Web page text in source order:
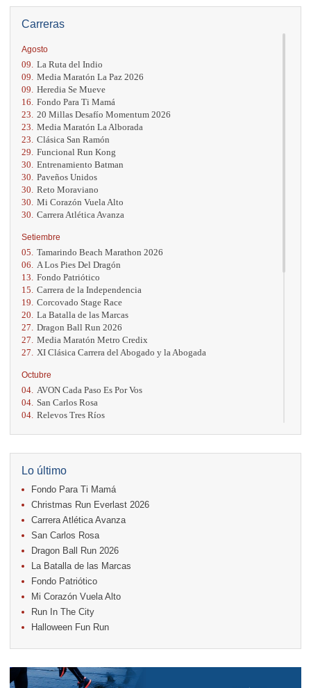
Carreras
Agosto
09. La Ruta del Indio
09. Media Maratón La Paz 2026
09. Heredia Se Mueve
16. Fondo Para Ti Mamá
23. 20 Millas Desafío Momentum 2026
23. Media Maratón La Alborada
23. Clásica San Ramón
29. Funcional Run Kong
30. Entrenamiento Batman
30. Paveños Unidos
30. Reto Moraviano
30. Mi Corazón Vuela Alto
30. Carrera Atlética Avanza
Setiembre
05. Tamarindo Beach Marathon 2026
06.
A Los Pies Del Dragón
13. Fondo Patriótico
15. Carrera de la Independencia
19. Corcovado Stage Race
20. La Batalla de las Marcas
27. Dragon Ball Run 2026
27. Media Maratón Metro Credix
27.
XI Clásica Carrera del Abogado y la Abogada
Octubre
04. AVON Cada Paso Es Por Vos
04. San Carlos Rosa
04. Relevos Tres Ríos
17. Caribe Paradise Run
18.
Casa Turire Trail Run
18. Warriors Run Circuit
18. Samsung Jacó Beach Half Marathon 2026
25. KRun by Under Armour
25. Run Alajuela
Noviembre
08. Lindora Run
15. Entre Pan y Rosas
Diciembre
06. Trail Vulcania 2026
12. Media Maratón Puntarenas 2026
Lo último
Fondo Para Ti Mamá
Christmas Run Everlast 2026
Carrera Atlética Avanza
San Carlos Rosa
Dragon Ball Run 2026
La Batalla de las Marcas
Fondo Patriótico
Mi Corazón Vuela Alto
Run In The City
Halloween Fun Run